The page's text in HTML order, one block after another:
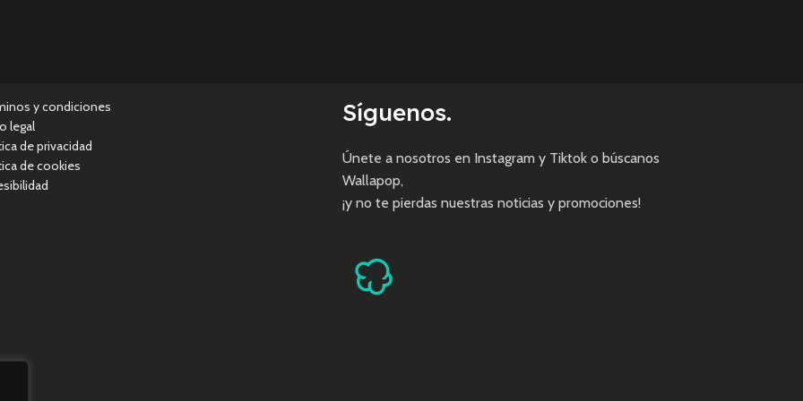
y condiciones
legal
de privacidad
de cookies
Síguenos.
Únete a nosotros en Instagram y Tiktok o búscanos
Wallapop,
¡y no te pierdas nuestras noticias y promociones!